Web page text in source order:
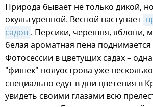
Природа бывает не только дикой,
окультуренной. Весной наступает
садов . Персики, черешня, яблони,
белая ароматная пена
Фотосессии в цветущих садах –
"фишек" полуострова уже
специально едут в дни цветения в
увидеть своими глазами всю